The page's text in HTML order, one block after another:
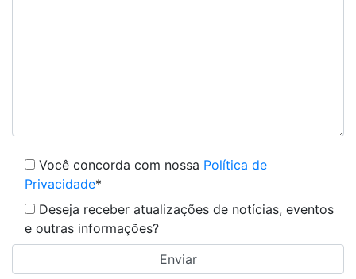
Você concorda com nossa Política de
Privacidade*
Deseja receber atualizações de notícias, eventos
e outras informações?